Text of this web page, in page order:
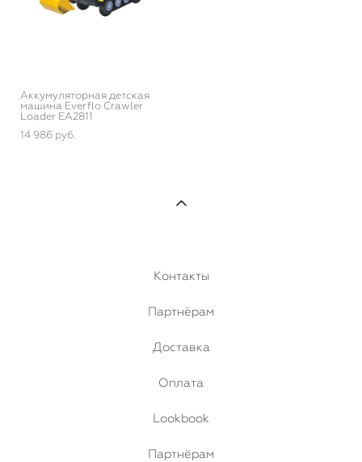
Аккумуляторная детская
машина Everflo Crawler
Loader ЕА2811
14 986 pуб.
Контакты
Партнёрам
Доставка
Оплата
Lookbook
Партнёрам